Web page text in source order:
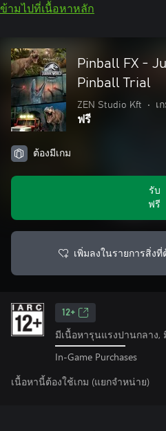
ข้ามไปที่เนื้อหาหลัก
Pinball FX -
Pinball Trial
ZEN Studio Kft • เ
ฟรี
ต้องมีเกม
รับ
ฟรี
เพิ่มลงในรายการสิ่งที่
12+
มีเนื้อหารุนแรงปานกลาง,
In-Game Purchases
เนื้อหานี้ต้องใช้เกม (แยกจำหน่าย)